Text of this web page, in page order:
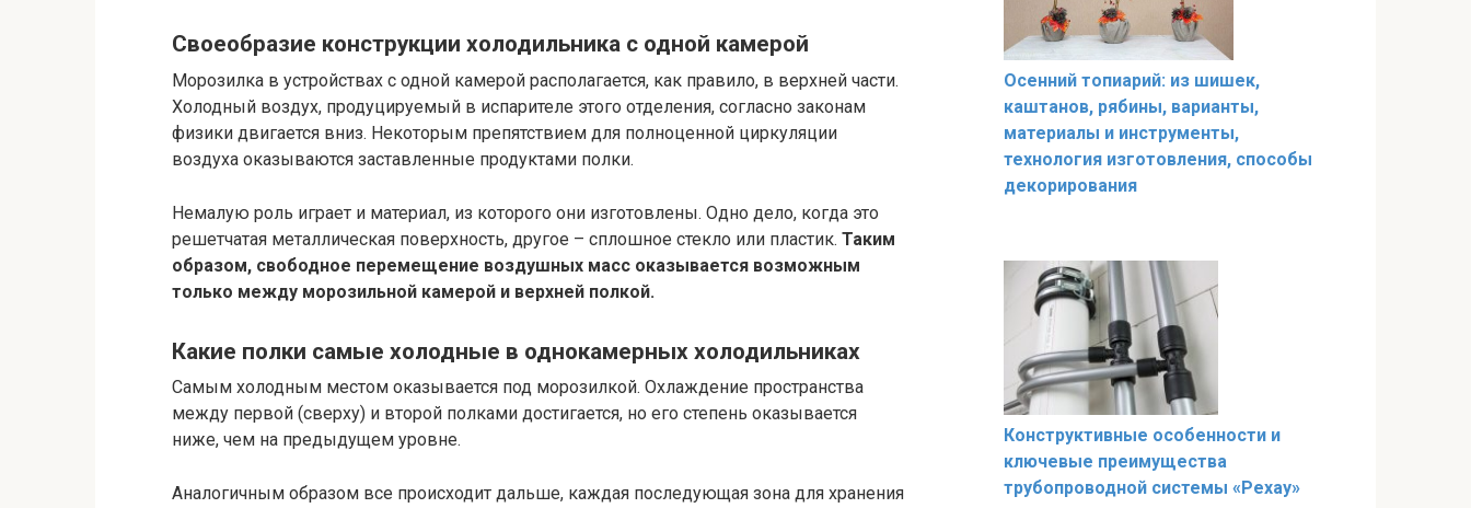
Своеобразие конструкции холодильника с одной камерой
Морозилка в устройствах с одной камерой располагается, как правило, в верхней части.
Холодный воздух, продуцируемый в испарителе этого отделения, согласно законам
физики двигается вниз. Некоторым препятствием для полноценной циркуляции
воздуха оказываются заставленные продуктами полки.
Немалую роль играет и материал, из которого они изготовлены. Одно дело, когда это
решетчатая металлическая поверхность, другое – сплошное стекло или пластик. Таким
образом, свободное перемещение воздушных масс оказывается возможным
только между морозильной камерой и верхней полкой.
Какие полки самые холодные в однокамерных холодильниках
Самым холодным местом оказывается под морозилкой. Охлаждение пространства
между первой (сверху) и второй полками достигается, но его степень оказывается
ниже, чем на предыдущем уровне.
Аналогичным образом все происходит дальше, каждая последующая зона для хранения
Осенний топиарий: из шишек,
каштанов, рябины, варианты,
материалы и инструменты,
технология изготовления, способы
декорирования
Конструктивные особенности и
ключевые преимущества
трубопроводной системы «Рехау»